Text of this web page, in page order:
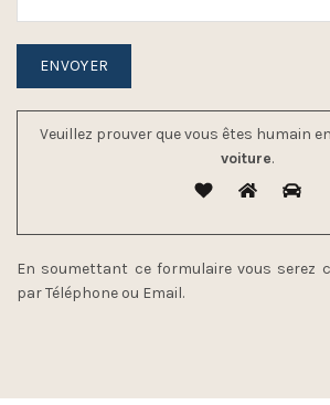
Veuillez prouver que vous êtes humain
voiture.
En soumettant ce formulaire vous serez
par Téléphone ou Email.